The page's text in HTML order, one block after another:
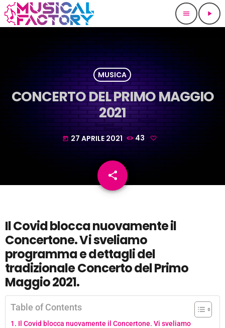
menu play_arrow
MUSICA
CONCERTO DEL PRIMO MAGGIO
2021
today 27 APRILE 2021 43
share
email
Il Covid blocca nuovamente il
Concertone. Vi sveliamo
programma e dettagli del
tradizionale Concerto del Primo
Maggio 2021.
Table of Contents
Il Covid blocca nuovamente il Concertone. Vi sveliamo